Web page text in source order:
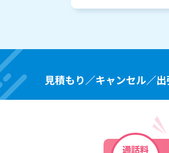
見積もり／キャンセル／